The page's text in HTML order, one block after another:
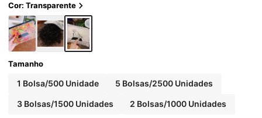
Cor: Transparente
Tamanho
1 Bolsa/500 Unidade 5 Bolsas/2500 Unidades
3 Bolsas/1500 Unidades 2 Bolsas/1000 Unidades